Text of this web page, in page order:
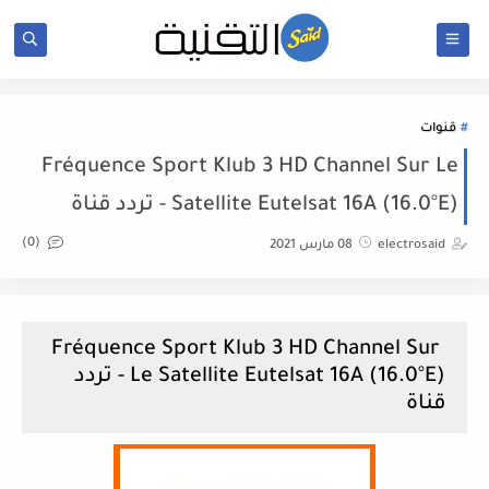
قنوات
Fréquence Sport Klub 3 HD Channel Sur Le
Satellite Eutelsat 16A (16.0°E) - تردد قناة
electrosaid 08 مارس 2021 (0)
Fréquence Sport Klub 3 HD Channel Sur
Le Satellite Eutelsat 16A (16.0°E) - تردد
قناة